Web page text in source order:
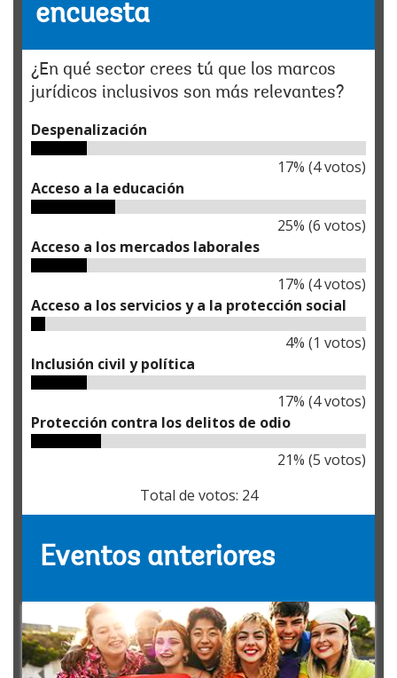
encuesta
¿En qué sector crees tú que los marcos
jurídicos inclusivos son más relevantes?
Despenalización
17% (4votos)
Acceso a la educación
25% (6 votos)
Acceso a los mercados laborales
17% (4votos)
Acceso a los servicios y a la protección social
4% (1 votos)
Inclusión civil y política
17% (4votos)
Protección contra los delitos de odio
21% (5 votos)
Total de votos: 24
Eventos anteriores